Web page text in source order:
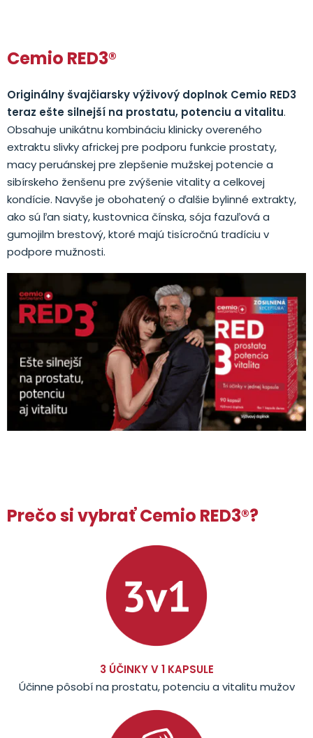
Cemio RED3®
Originálny švajčiarsky výživový doplnok Cemio RED3
teraz ešte silnejší na prostatu, potenciu a vitalitu.
Obsahuje unikátnu kombináciu klinicky overeného
extraktu slivky africkej pre podporu funkcie prostaty,
macy peruánskej pre zlepšenie mužskej potencie a
sibírskeho ženšenu pre zvýšenie vitality a celkovej
kondície. Navyše je obohatený o ďalšie bylinné extrakty,
ako sú ľan siaty, kustovnica čínska, sója fazuľová a
gumojilm brestový, ktoré majú tisícročnú tradíciu v
podpore mužnosti.
Prečo si vybrať Cemio RED3®?
3 ÚČINKY V 1 KAPSULE
Účinne pôsobí na prostatu, potenciu a vitalitu mužov